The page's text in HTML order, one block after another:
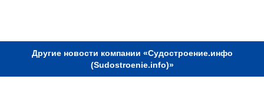
Другие новости компании «Судостроение.инфо
(Sudostroenie.info)»